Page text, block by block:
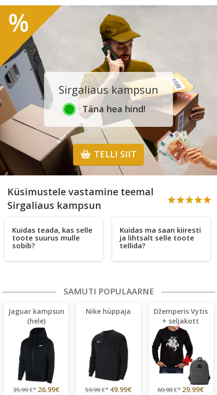
Sirgaliaus kampsun
Täna hea hind!
TELLI SIIT
%
Küsimustele vastamine teemal
Sirgaliaus kampsun
Kuidas teada, kas selle
toote suurus mulle
sobib?
Kuidas ma saan kiiresti
ja lihtsalt selle toote
tellida?
SAMUTI POPULAARNE
Jaguar kampsun
(hele)
35.99€* 26.99€
Nike hüppaja
59.99€* 49.99€
Džemperis Vytis
+ seljakott
60.98€* 29.99€